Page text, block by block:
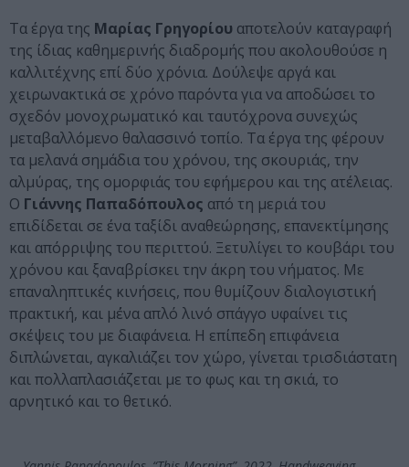
Τα έργα της Μαρίας Γρηγορίου αποτελούν καταγραφή
της ίδιας καθημερινής διαδρομής που ακολουθούσε η
καλλιτέχνης επί δύο χρόνια. Δούλεψε αργά και
χειρωνακτικά σε χρόνο παρόντα για να αποδώσει το
σχεδόν μονοχρωματικό και ταυτόχρονα συνεχώς
μεταβαλλόμενο θαλασσινό τοπίο. Τα έργα της φέρουν
τα μελανά σημάδια του χρόνου, της σκουριάς, την
αλμύρας, της ομορφιάς του εφήμερου και της ατέλειας.
Ο Γιάννης Παπαδόπουλος από τη μεριά του
επιδίδεται σε ένα ταξίδι αναθεώρησης, επανεκτίμησης
και απόρριψης του περιττού. Ξετυλίγει το κουβάρι του
χρόνου και ξαναβρίσκει την άκρη του νήματος. Με
επαναληπτικές κινήσεις, που θυμίζουν διαλογιστική
πρακτική, και μ΄ένα απλό λινό σπάγγο υφαίνει τις
σκέψεις του με διαφάνεια. Η επίπεδη επιφάνεια
διπλώνεται, αγκαλιάζει τον χώρο, γίνεται τρισδιάστατη
και πολλαπλασιάζεται με το φως και τη σκιά, το
αρνητικό και το θετικό.